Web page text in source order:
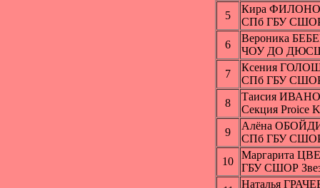
5
Кира
СПб ГБУ
6
Вероника
ЧОУ ДО ДЮСШ
7
Ксения
СПб ГБУ
8
Таисия
Секция Proice
9
Алёна
СПб ГБУ
10
Маргарита
ГБУ СШОР
Наталья